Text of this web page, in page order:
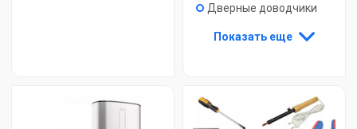
Дверные доводчики
Показать еще